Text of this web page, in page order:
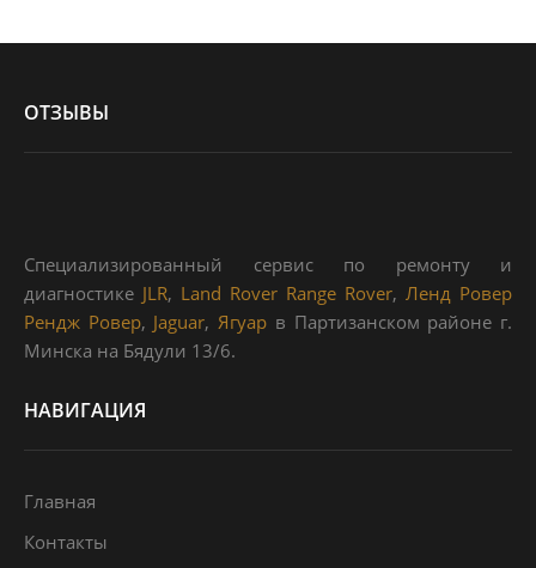
ОТЗЫВЫ
Специализированный сервис по ремонту и
диагностике JLR, Land Rover Range Rover, Ленд Ровер
Рендж Ровер, Jaguar, Ягуар в Партизанском районе г.
Минска на Бядули 13/6.
НАВИГАЦИЯ
Главная
Контакты